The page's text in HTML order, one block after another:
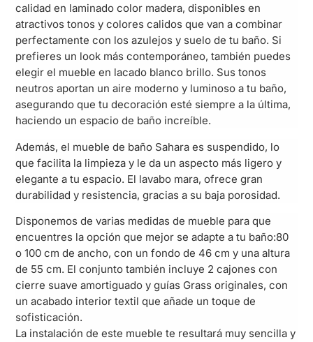
calidad en laminado color madera, disponibles en
atractivos tonos y colores calidos que van a combinar
perfectamente con los azulejos y suelo de tu baño. Si
prefieres un look más contemporáneo, también puedes
elegir el mueble en lacado blanco brillo. Sus tonos
neutros aportan un aire moderno y luminoso a tu baño,
asegurando que tu decoración esté siempre a la última,
haciendo un espacio de baño increíble.
Además, el mueble de baño Sahara es suspendido, lo
que facilita la limpieza y le da un aspecto más ligero y
elegante a tu espacio. El lavabo mara, ofrece gran
durabilidad y resistencia, gracias a su baja porosidad.
Disponemos de varias medidas de mueble para que
encuentres la opción que mejor se adapte a tu baño:80
o 100 cm de ancho, con un fondo de 46 cm y una altura
de 55 cm. El conjunto también incluye 2 cajones con
cierre suave amortiguado y guías Grass originales, con
un acabado interior textil que añade un toque de
sofisticación.
La instalación de este mueble te resultará muy sencilla y